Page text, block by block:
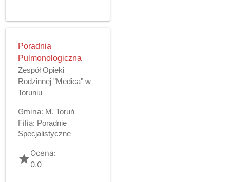
Poradnia
Pulmonologiczna
Zespół Opieki
Rodzinnej "Medica" w
Toruniu
Gmina: M. Toruń
Filia: Poradnie
Specjalistyczne
gradeOcena:
0.0